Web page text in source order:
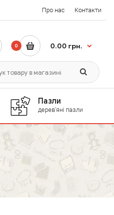
Про нас Контакти
0 0.00 грн.
Пазли
дерев'яні пазли